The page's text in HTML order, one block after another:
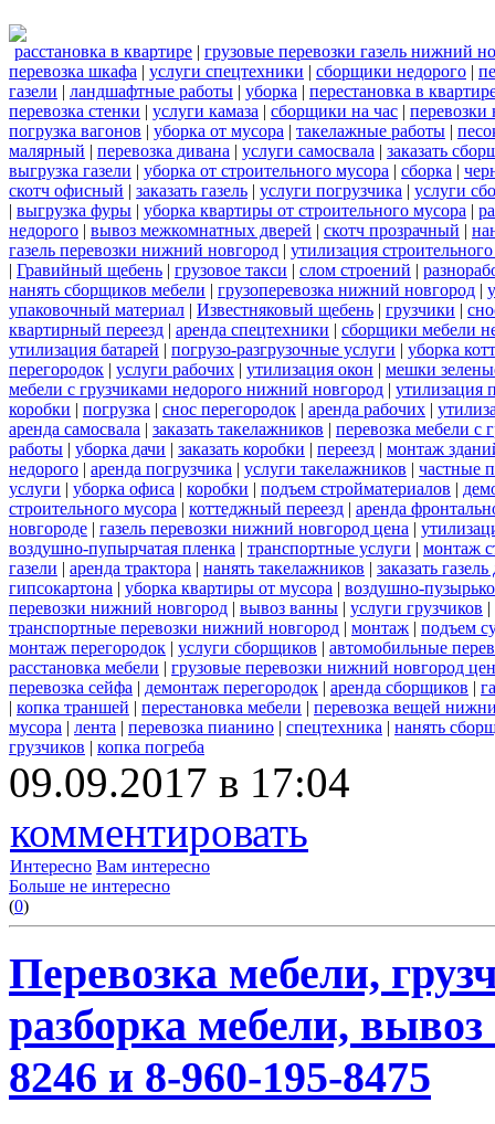
расстановка в квартире | грузовые перевозки газель нижний
перевозка шкафа | услуги спецтехники | сборщики недорого |
газели | ландшафтные работы | уборка | перестановка в
перевозка стенки | услуги камаза | сборщики на час | перевозки
погрузка вагонов | уборка от мусора | такелажные работы |
малярный | перевозка дивана | услуги самосвала | заказать
выгрузка газели | уборка от строительного мусора | сборка |
скотч офисный | заказать газель | услуги погрузчика | услуги
| выгрузка фуры | уборка квартиры от строительного мусора |
недорого | вывоз межкомнатных дверей | скотч прозрачный |
газель перевозки нижний новгород | утилизация
| Гравийный щебень | грузовое такси | слом строений |
нанять сборщиков мебели | грузоперевозка нижний новгород |
упаковочный материал | Известняковый щебень | грузчики |
квартирный переезд | аренда спецтехники | сборщики мебели
утилизация батарей | погрузо-разгрузочные услуги | уборка
перегородок | услуги рабочих | утилизация окон | мешки
мебели с грузчиками недорого нижний новгород | утилизация
коробки | погрузка | снос перегородок | аренда рабочих |
аренда самосвала | заказать такелажников | перевозка мебели с
работы | уборка дачи | заказать коробки | переезд | монтаж
недорого | аренда погрузчика | услуги такелажников | частные
услуги | уборка офиса | коробки | подъем стройматериалов |
строительного мусора | коттеджный переезд | аренда
новгороде | газель перевозки нижний новгород цена |
воздушно-пупырчатая пленка | транспортные услуги | монтаж
газели | аренда трактора | нанять такелажников | заказать
гипсокартона | уборка квартиры от мусора | воздушно-
перевозки нижний новгород | вывоз ванны | услуги грузчиков |
транспортные перевозки нижний новгород | монтаж | подъем
монтаж перегородок | услуги сборщиков | автомобильные
расстановка мебели | грузовые перевозки нижний новгород
перевозка сейфа | демонтаж перегородок | аренда сборщиков |
| копка траншей | перестановка мебели | перевозка вещей
мусора | лента | перевозка пианино | спецтехника | нанять
грузчиков | копка погреба
09.09.2017 в 17:04
комментировать
Интересно Вам интересно
Больше не интересно
(0)
Перевозка мебели,
разборка мебели,
8246 и 8-960-195-8475